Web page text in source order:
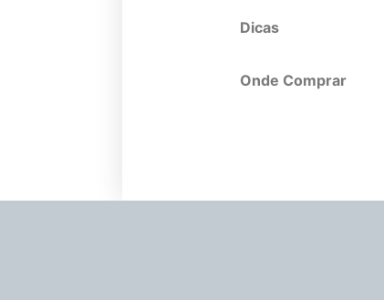
Dicas
Onde Comprar